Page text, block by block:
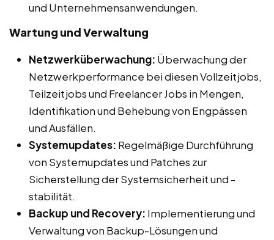
und Unternehmensanwendungen.
Wartung und Verwaltung
Netzwerküberwachung: Überwachung der
Netzwerkperformance bei diesen Vollzeitjobs,
Teilzeitjobs und Freelancer Jobs in Mengen,
Identifikation und Behebung von Engpässen
und Ausfällen.
Systemupdates: Regelmäßige Durchführung
von Systemupdates und Patches zur
Sicherstellung der Systemsicherheit und -
stabilität.
Backup und Recovery: Implementierung und
Verwaltung von Backup-Lösungen und